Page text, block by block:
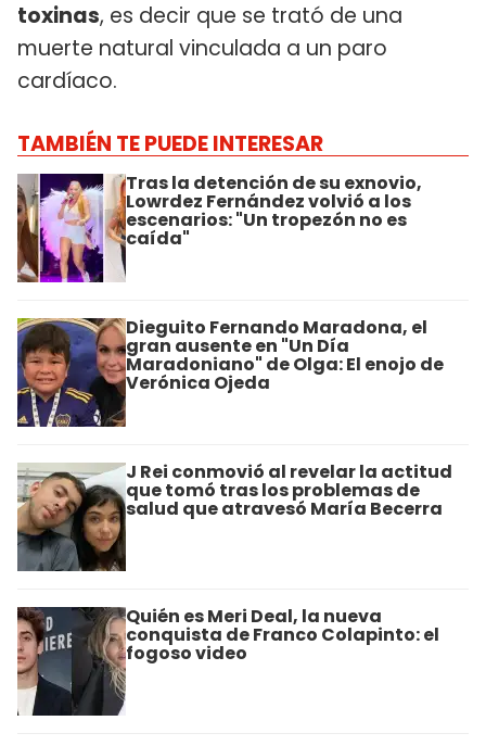
toxinas, es decir que se trató de una
muerte natural vinculada a un paro
cardíaco.
TAMBIÉN TE PUEDE INTERESAR
Tras la detención de su exnovio,
Lowrdez Fernández volvió a los
escenarios: "Un tropezón no es
caída"
Dieguito Fernando Maradona, el
gran ausente en "Un Día
Maradoniano" de Olga: El enojo de
Verónica Ojeda
J Rei conmovió al revelar la actitud
que tomó tras los problemas de
salud que atravesó María Becerra
Quién es Meri Deal, la nueva
conquista de Franco Colapinto: el
fogoso video